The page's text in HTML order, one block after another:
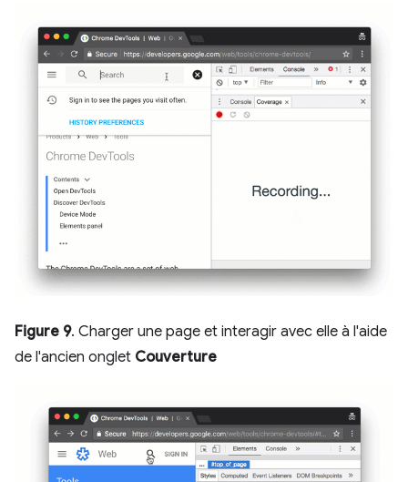
Figure 9. Charger une page et interagir avec elle à l'aide
de l'ancien onglet Couverture